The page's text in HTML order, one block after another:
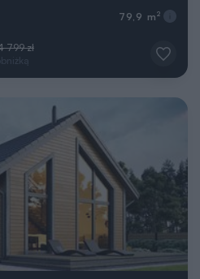
799 zł
79,9 m 2